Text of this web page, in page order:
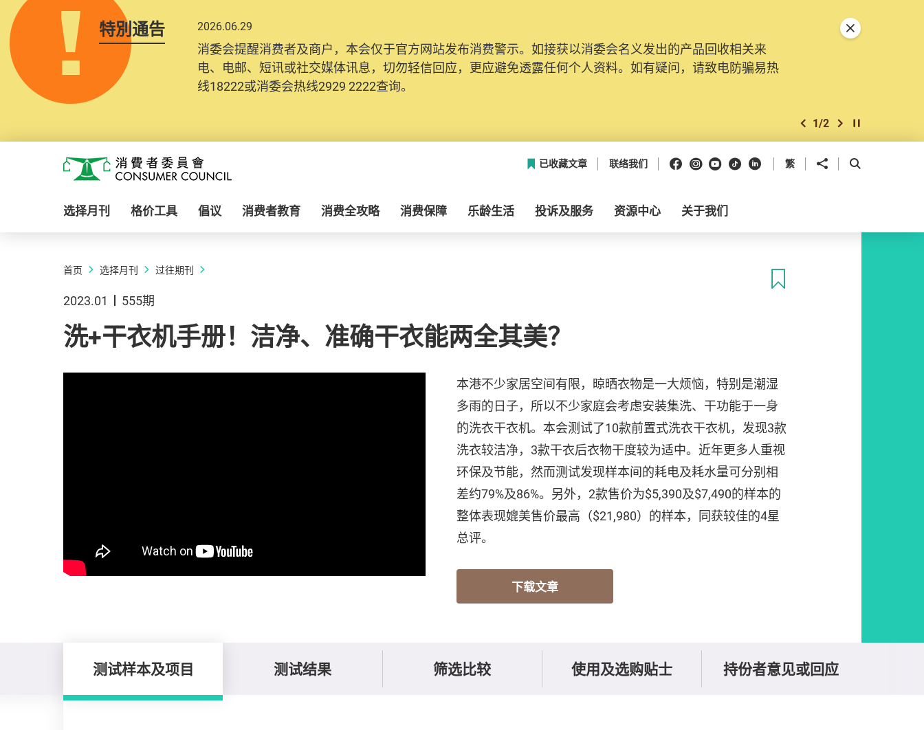
特別通告 2026.06.29
消委会提醒消费者及商户，本会仅于官方网站发布消费警示。如接获以消委会名义发出的产品回收相关来
电、电邮、短讯或社交媒体讯息，切勿轻信回应，更应避免透露任何个人资料。如有疑问，请致电防骗易热
线18222或消委会热线2929 2222查询。
上一个
1/2 下一个开始/暂停幻灯
关闭特別通告
消费者委员会
已收藏文章 联络我们 Facebook
Instagram
Youtube
抖音领英 繁 分享到 开启搜寻框
选择月刊 格价工具 倡议 消费者教育 消费全攻略 消费保障 乐龄生活 投诉及服务 资源中心 关于我们
首页 选择月刊 过往期刊
2023.01 555期
洗+干衣机手册！洁净、准确干衣能两全其美？
本港不少家居空间有限，晾晒衣物是一大烦恼，特别是潮湿
多雨的日子，所以不少家庭会考虑安装集洗、干功能于一身
的洗衣干衣机。本会测试了10款前置式洗衣干衣机，发现3款
洗衣较洁净，3款干衣后衣物干度较为适中。近年更多人重视
环保及节能，然而测试发现样本间的耗电及耗水量可分别相
差约79%及86%。另外，2款售价为$5,390及$7,490的样本的
整体表现媲美售价最高（$21,980）的样本，同获较佳的4星
总评。
下载文章
测试样本及项目 测试结果 筛选比较 使用及选购贴士 持份者意见或回应
测试样本及项目